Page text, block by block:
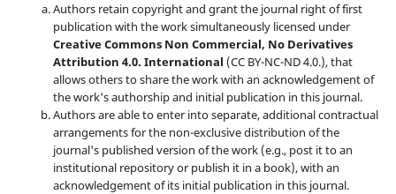
Authors retain copyright and grant the journal right of first
publication with the work simultaneously licensed under
Creative Commons Non Commercial, No Derivatives
Attribution 4.0. International (CC BY-NC-ND 4.0.), that
allows others to share the work with an acknowledgement of
the work's authorship and initial publication in this journal.
Authors are able to enter into separate, additional contractual
arrangements for the non-exclusive distribution of the
journal's published version of the work (e.g., post it to an
institutional repository or publish it in a book), with an
acknowledgement of its initial publication in this journal.